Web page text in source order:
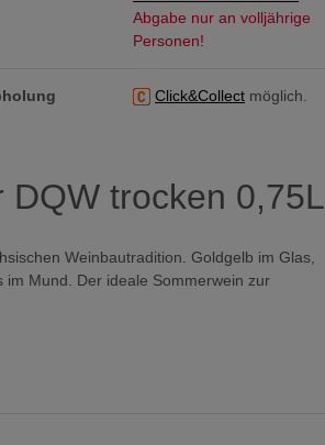
Abgabe nur an volljährige
Personen!
Click&Collect möglich.
trocken 0,75L
Weinbautradition. Goldgelb im Glas,
Mund. Der ideale Sommerwein zur